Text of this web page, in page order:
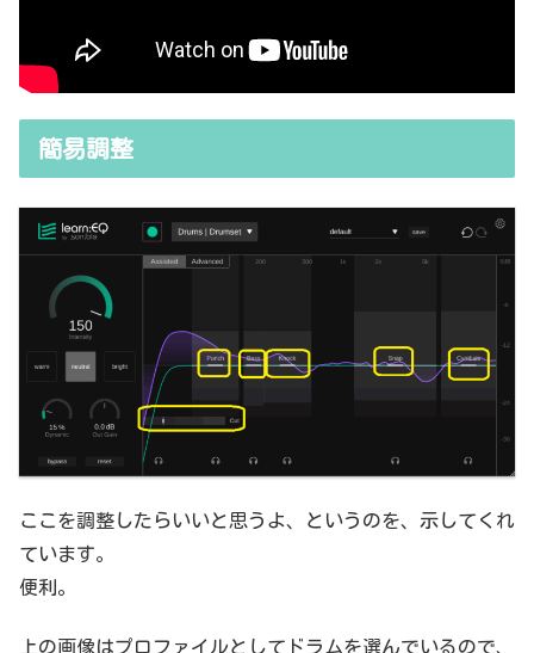
簡易調整
ここを調整したらいいと思うよ、というのを、示してくれ
ています。
便利。
上の画像はプロファイルとしてドラムを選んでいるので、